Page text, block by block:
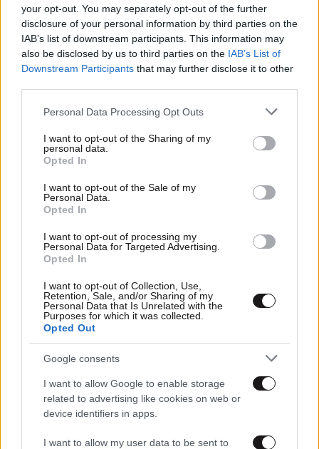
your opt-out. You may separately opt-out of the further
disclosure of your personal information by third parties on the
IAB’s list of downstream participants. This information may
also be disclosed by us to third parties on the IAB’s List of
Downstream Participants that may further disclose it to other
Please note that this website/app uses one or more Google
not limited to your visit or usage behaviour. You may click to
grant or deny consent to Google and its third-party tags to
use your data for below specified purposes in below Google
consent section.
Personal Data Processing Opt Outs
I want to opt-out of the Sharing of my
personal data.
Opted In
I want to opt-out of the Sale of my
Personal Data.
Opted In
I want to opt-out of processing my
Personal Data for Targeted Advertising.
Opted In
I want to opt-out of Collection, Use,
Retention, Sale, and/or Sharing of my
Personal Data that Is Unrelated with the
Purposes for which it was collected.
Opted Out
Google consents
I want to allow Google to enable storage
related to advertising like cookies on web or
device identifiers in apps.
I want to allow my user data to be sent to
24·07·2026 00:53
Σκηνές φρίκης στις ΗΠΑ: Γιος δολοφόνησε τον πατέρα
του με μπαστούνι του μπέιζμπολ μπροστά σε αστυνομικό
22·07·2026 12:01
Τρόμος για οπαδούς της Τίγκρε: Δέχθηκε πυροβολισμούς
το πούλμαν της επιστροφής